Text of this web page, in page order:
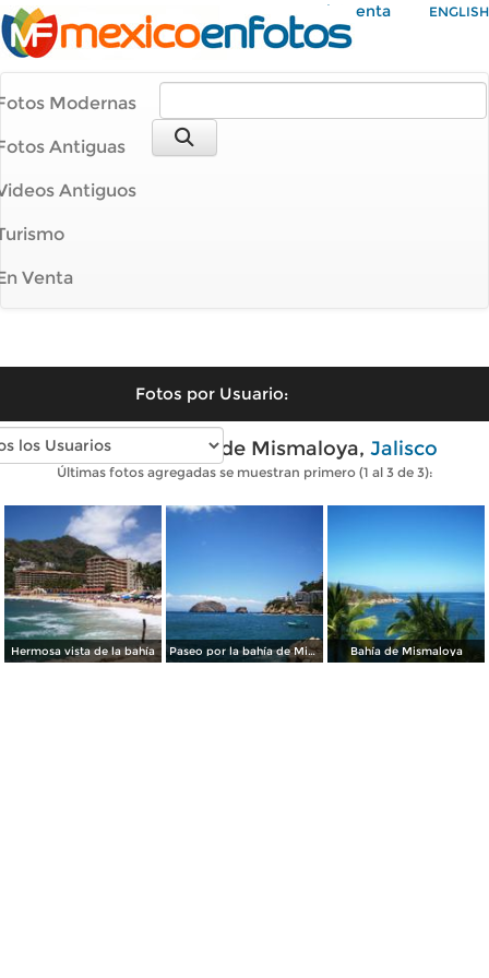
Mi Cuenta ENGLISH
Modernas
Antiguas
Antiguos
Venta
Fotos por Usuario:
Fotos modernas de Mismaloya, Jalisco
Últimas fotos agregadas se muestran primero (1 al 3 de 3):
Hermosa vista de la bahía Paseo por la bahía de Mismaloya Bahía de Mismaloya